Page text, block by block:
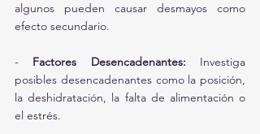
algunos pueden causar desmayos como
efecto secundario.
- Factores Desencadenantes: Investiga
posibles desencadenantes como la posición,
la deshidratación, la falta de alimentación o
el estrés.